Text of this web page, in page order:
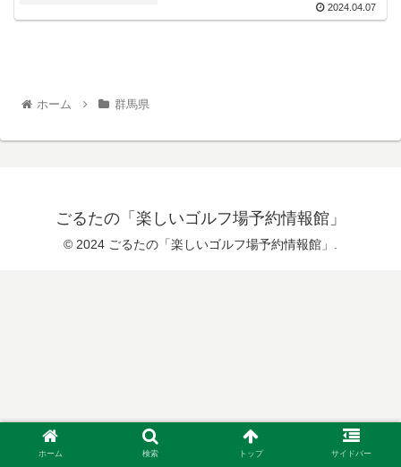
2024.04.07
ホーム 群馬県
ごるたの「楽しいゴルフ場予約情報館」
© 2024 ごるたの「楽しいゴルフ場予約情報館」.
ホーム 検索 トップ サイドバー